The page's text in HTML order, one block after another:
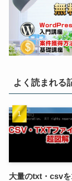
よく読まれる
大量のtxt・csv